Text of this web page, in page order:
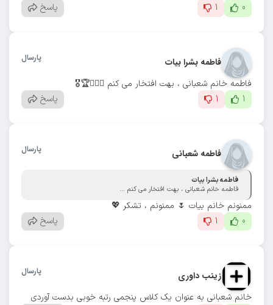
0
1 پاسخ
فاطمه بشرا بیات پارسال
فاطمه خانم شعبانی ، بهت افتخار می کنم 👌🏻🥈🏆🎖️
1
1 پاسخ
فاطمه شعبانی پارسال
فاطمه بشرا بیات
فاطمه خانم شعبانی ، بهت افتخار می کنم 👌🏻🥈🏆🎖️
ممنونم خانم بیات 🌷 ممنونم ، تشکر 💖
0
1 پاسخ
زینب داوری پارسال
خانم شعبانی به عنوان یک کلاس پنجمی رتبه خوبی بدست آوردی